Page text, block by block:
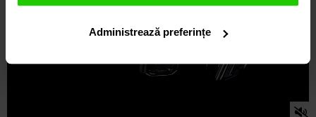
Administrează preferințe